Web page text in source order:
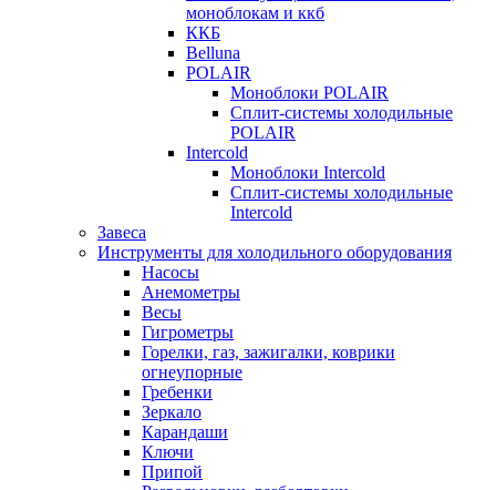
моноблокам и ккб
ККБ
Belluna
POLAIR
Моноблоки POLAIR
Сплит-системы холодильные
POLAIR
Intercold
Моноблоки Intercold
Сплит-системы холодильные
Intercold
Завеса
Инструменты для холодильного оборудования
Насосы
Анемометры
Весы
Гигрометры
Горелки, газ, зажигалки, коврики
огнеупорные
Гребенки
Зеркало
Карандаши
Ключи
Припой